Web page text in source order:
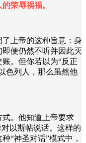
荣辱祸福。
了上帝的这种旨意：身
便仍然不听并因此灭
。但你若以为“反正
色列人，那么虽然他
。他知道上帝要求
以斯帖说话。这样的
“神圣对话”模式中，